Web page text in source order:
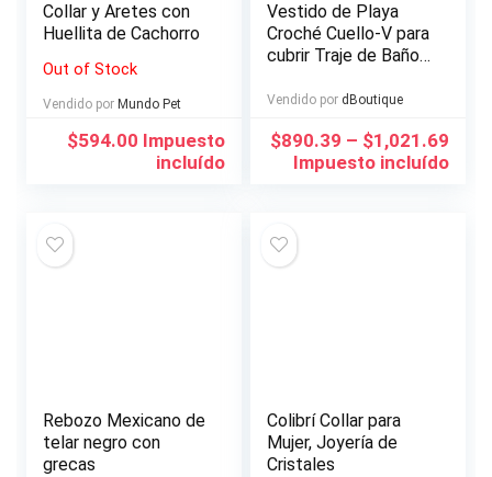
Collar y Aretes con
Huellita de Cachorro
Out of Stock
Vendido por Mundo Pet
$594.00 Impuesto
incluído
Vestido de Playa
Croché Cuello-V para
cubrir Traje de Baño
Vendido por dBoutique
$890.39 – $1,021.69
Impuesto incluído
Rebozo Mexicano de
telar negro con
grecas
Colibrí Collar para
Mujer, Joyería de
Cristales